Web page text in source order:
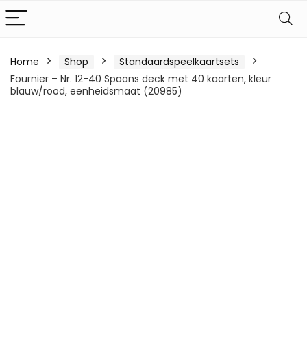
Home Shop
Standaardspeelkaartsets
Fournier – Nr. 12-40 Spaans deck met 40 kaarten, kleur
blauw/rood, eenheidsmaat (20985)